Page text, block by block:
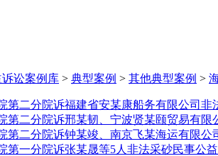
讼案例库 > 典型案例 > 其他典型案例 >
第二分院诉福建省安某康船务有限公司非
第二分院诉邢某韧、宁波贤某颐贸易有限
第二分院诉钟某竣、南京飞某海运有限公
第一分院诉张某晟等5人非法采砂民事公